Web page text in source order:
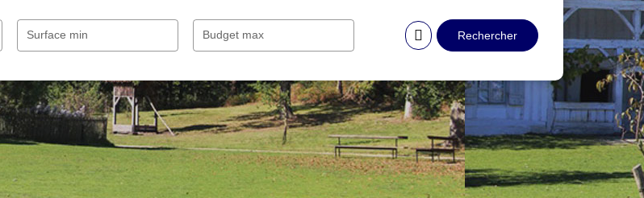
Surface min Budget max